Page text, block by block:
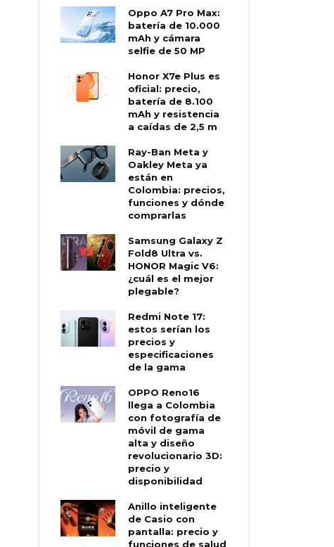
Oppo A7 Pro Max:
batería de 10.000
mAh y cámara
selfie de 50 MP
Honor X7e Plus es
oficial: precio,
batería de 8.100
mAh y resistencia
a caídas de 2,5 m
Ray-Ban Meta y
Oakley Meta ya
están en
Colombia: precios,
funciones y dónde
comprarlas
Samsung Galaxy Z
Fold8 Ultra vs.
HONOR Magic V6:
¿cuál es el mejor
plegable?
Redmi Note 17:
estos serían los
precios y
especificaciones
de la gama
OPPO Reno16
llega a Colombia
con fotografía de
móvil de gama
alta y diseño
revolucionario 3D:
precio y
disponibilidad
Anillo inteligente
de Casio con
pantalla: precio y
funciones de salud